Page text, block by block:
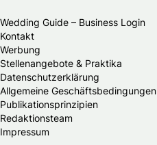
Wedding Guide – Business Login
Kontakt
Werbung
Stellenangebote & Praktika
Datenschutzerklärung
Allgemeine Geschäftsbedingungen
Publikationsprinzipien
Redaktionsteam
Impressum